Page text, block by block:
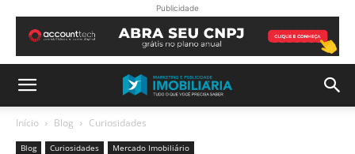
Publicidade
Início Blog Curiosidades
Blog Curiosidades Mercado Imobiliário